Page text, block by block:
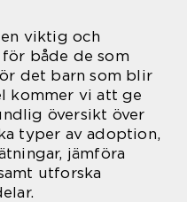
viktig och
både de som
det barn som blir
kommer vi att ge
översikt över
typer av adoption,
jämföra
utforska